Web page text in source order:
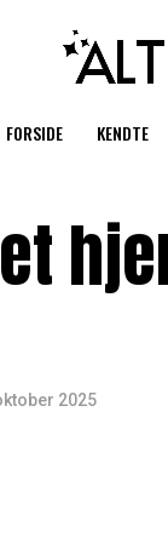
FORSIDE KENDTE
2025